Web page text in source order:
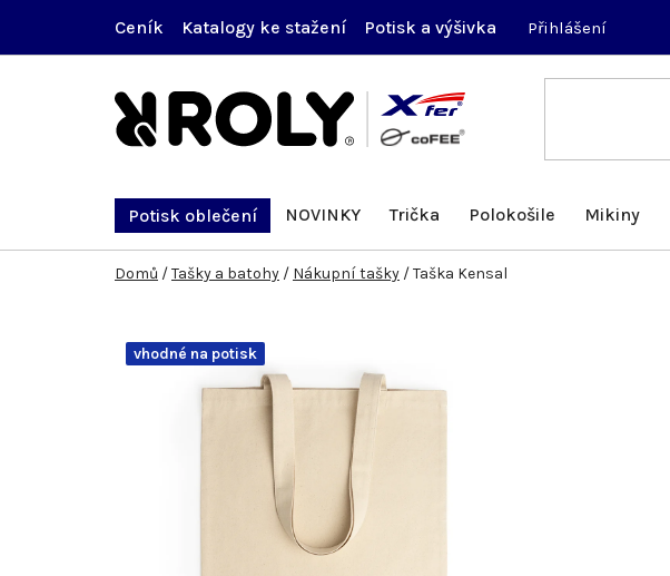
obsah
Ceník Katalogy ke stažení Potisk a výšivka Přihlášení
Potisk oblečení NOVINKY Trička Polokošile Mikiny
Domů /Tašky a batohy / Nákupní tašky /Taška Kensal
vhodné na potisk